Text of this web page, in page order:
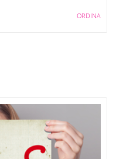
ORDINA